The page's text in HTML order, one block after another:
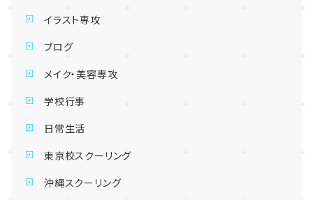
イラスト専攻
ブログ
メイク・美容専攻
学校行事
日常生活
東京校スクーリング
沖縄スクーリング